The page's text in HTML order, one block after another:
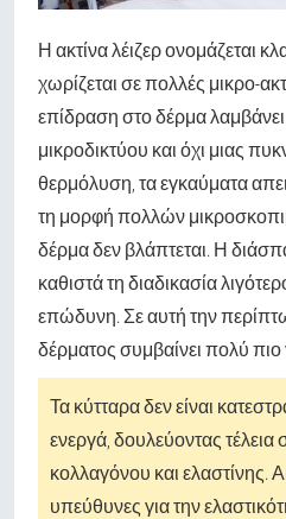
Η ακτίνα λέιζερ ονομάζεται
χωρίζεται σε πολλές μικρο-
επίδραση στο δέρμα
μικροδικτύου και όχι μιας
θερμόλυση, τα εγκαύματα
τη μορφή πολλών
δέρμα δεν βλάπτεται. Η
καθιστά τη διαδικασία
επώδυνη. Σε αυτή την
δέρματος συμβαίνει πολύ
Τα κύτταρα δεν είναι
ενεργά, δουλεύοντας τέλεια
κολλαγόνου και ελαστίνης.
υπεύθυνες για την